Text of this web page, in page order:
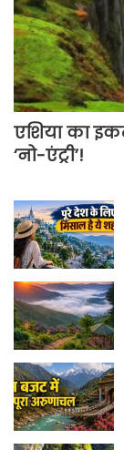
एशिया का
‘नो-एंट्री’!